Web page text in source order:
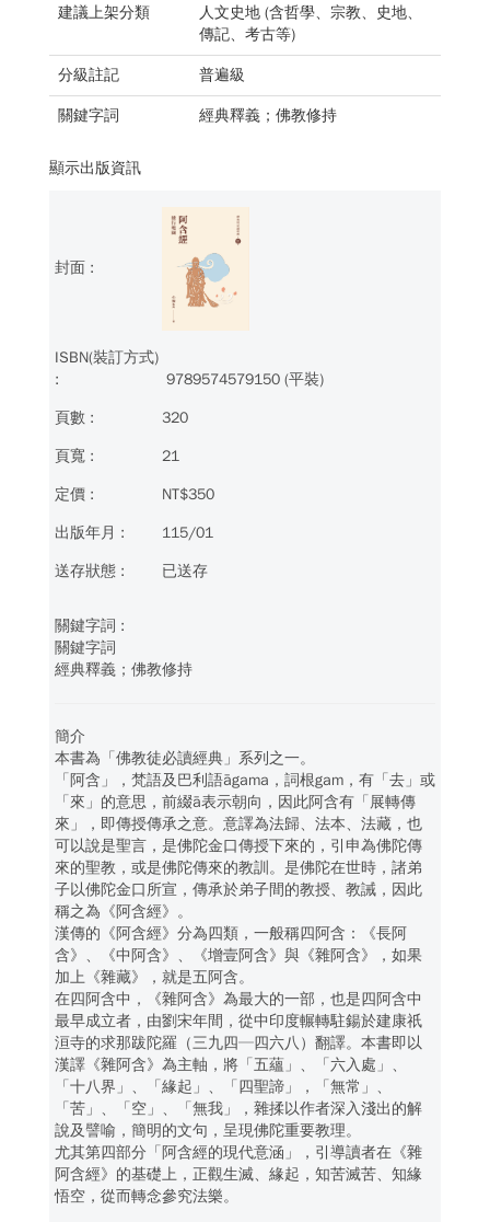
建議上架分類
人文史地 (含哲學、宗教、史地、
傳記、考古等)
分級註記 普遍級
關鍵字詞 經典釋義；佛教修持
顯示出版資訊
9789574579150 (平裝)
320
21
NT$350
115/01
已送存
關鍵字詞
經典釋義；佛教修持
簡介
本書為「佛教徒必讀經典」系列之一。
「阿含」，梵語及巴利語āgama，詞根gam，有「去」或
「來」的意思，前綴ā表示朝向，因此阿含有「展轉傳
來」，即傳授傳承之意。意譯為法歸、法本、法藏，也
可以說是聖言，是佛陀金口傳授下來的，引申為佛陀傳
來的聖教，或是佛陀傳來的教訓。是佛陀在世時，諸弟
子以佛陀金口所宣，傳承於弟子間的教授、教誡，因此
稱之為《阿含經》。
漢傳的《阿含經》分為四類，一般稱四阿含：《長阿
含》、《中阿含》、《增壹阿含》與《雜阿含》，如果
加上《雜藏》，就是五阿含。
在四阿含中，《雜阿含》為最大的一部，也是四阿含中
最早成立者，由劉宋年間，從中印度輾轉駐鍚於建康祇
洹寺的求那跋陀羅（三九四─四六八）翻譯。本書即以
漢譯《雜阿含》為主軸，將「五蘊」、「六入處」、
「十八界」、「緣起」、「四聖諦」，「無常」、
「苦」、「空」、「無我」，雜揉以作者深入淺出的解
說及譬喻，簡明的文句，呈現佛陀重要教理。
尤其第四部分「阿含經的現代意涵」，引導讀者在《雜
阿含經》的基礎上，正觀生滅、緣起，知苦滅苦、知緣
悟空，從而轉念參究法樂。